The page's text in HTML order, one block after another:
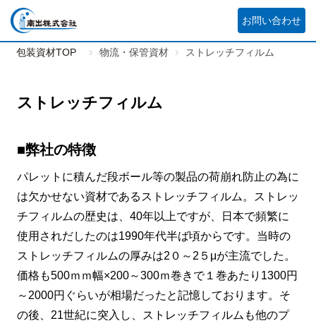
お問い合わせ
包装資材TOP 物流・保管資材 ストレッチフィルム
ストレッチフィルム
■弊社の特徴
パレットに積んだ段ボール等の製品の荷崩れ防止の為に
は欠かせない資材であるストレッチフィルム。ストレッ
チフィルムの歴史は、40年以上ですが、日本で頻繁に
使用されだしたのは1990年代半ば頃からです。当時の
ストレッチフィルムの厚みは2０～2５μが主流でした。
価格も500ｍｍ幅×200～300ｍ巻きで１巻あたり1300円
～2000円ぐらいが相場だったと記憶しております。そ
の後、21世紀に突入し、ストレッチフィルムも他のプ